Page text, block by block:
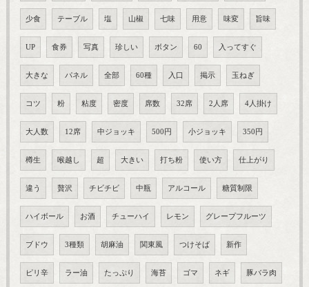
少食 テーブル 塩 山椒 七味 用意 味変 旨味
UP 食券 写真 珍しい ボタン 60 入ってすぐ
大きな パネル 全部 60種 入口 掲示 玉ねぎ
コツ 粉 粘度 密度 席数 32席 2人席 4人掛け
大人数 12席 中ジョッキ 500円 小ジョッキ 350円
樽生 喉越し 超 大きい 打ち粉 使い方 仕上がり
違う 贅沢 チビチビ 中瓶 アルコール 糖質制限
ハイボール お酒 チューハイ レモン グレープフルーツ
ブドウ 3種類 胡麻油 関東風 つけそば 新作
ピリ辛 ラー油 たっぷり 海苔 ゴマ ネギ 豚バラ肉